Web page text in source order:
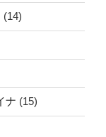
(14)
ナ (15)